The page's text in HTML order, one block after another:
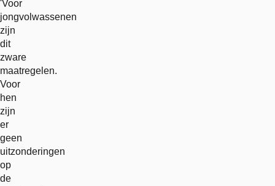
'Voor
jongvolwassenen
zijn
dit
zware
maatregelen.
Voor
hen
zijn
er
geen
uitzonderingen
op
de